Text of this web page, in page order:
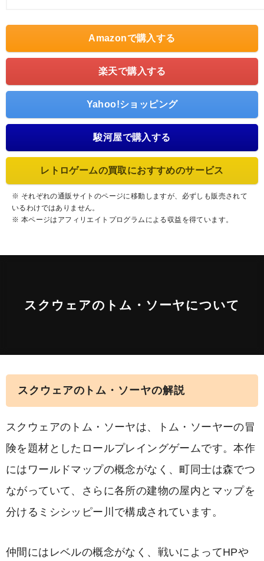
Amazonで購入する
楽天で購入する
Yahoo!ショッピング
駿河屋で購入する
レトロゲームの買取におすすめのサービス
※ それぞれの通販サイトのページに移動しますが、必ずしも販売されて
いるわけではありません。
※ 本ページはアフィリエイトプログラムによる収益を得ています。
スクウェアのトム・ソーヤについて
スクウェアのトム・ソーヤの解説
スクウェアのトム・ソーヤは、トム・ソーヤーの冒
険を題材としたロールプレイングゲームです。本作
にはワールドマップの概念がなく、町同士は森でつ
ながっていて、さらに各所の建物の屋内とマップを
分けるミシシッピー川で構成されています。
仲間にはレベルの概念がなく、戦いによってHPや